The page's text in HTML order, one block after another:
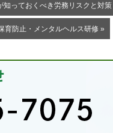
っておくべき労務リスクと対策
育防止・メンタルヘルス研修 »